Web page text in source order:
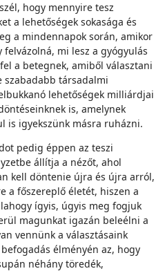
hogy mennyire tesz
a lehetőségek sokasága és
a mindennapok során, amikor
mi lesz a gyógyulás
a betegnek, amiből választani
szabadabb társadalmi
lehetőségek milliárdjai
is, amelynek
is igyekszünk másra ruházni.
pedig éppen az teszi
állítja a nézőt, ahol
kell döntenie újra és újra arról,
a főszereplő életét, hiszen a
ígyis, úgyis meg fogjuk
magunkat igazán beleélni a
vennünk a választásaink
élményén az, hogy
néhány töredék,